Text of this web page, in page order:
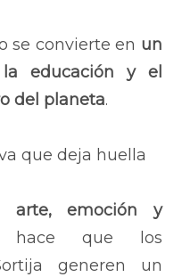
se convierte en un
educación y el
del planeta.
que deja huella
arte, emoción y
hace que los
generen un